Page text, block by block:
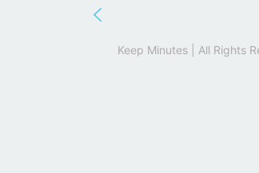
Keep Minutes | All Rights